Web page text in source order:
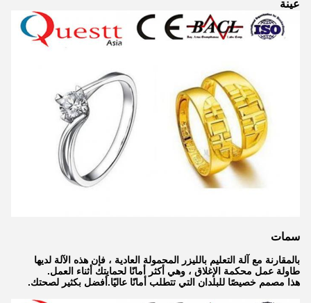
عينة
سمات
بالمقارنة مع آلة التعليم بالليزر المحمولة العادية ، فإن هذه الآلة لديها
طاولة عمل محكمة الإغلاق ، وهي أكثر أمانًا لحمايتك أثناء العمل.
هذا مصمم خصيصًا للبلدان التي تتطلب أمانًا عاليًا. أفضل بكثير لصحتك.